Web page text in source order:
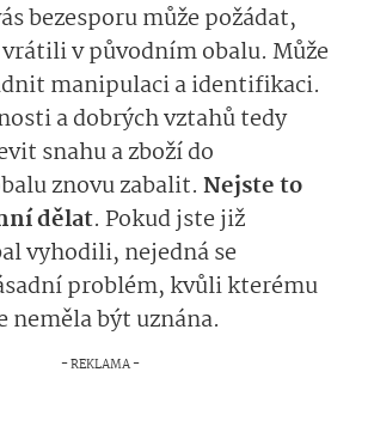
bezesporu může požádat,
v původním obalu. Může
manipulaci a identifikaci.
a dobrých vztahů tedy
snahu a zboží do
znovu zabalit. Nejste to
dělat. Pokud jste již
vyhodili, nejedná se
problém, kvůli kterému
neměla být uznána.